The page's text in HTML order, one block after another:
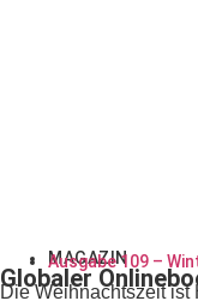
MAGAZIN
Ausgabe 109 –
Globaler
Die Weihnachtszeit